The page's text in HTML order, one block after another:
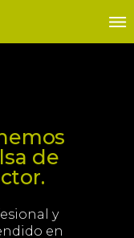
de
y
en